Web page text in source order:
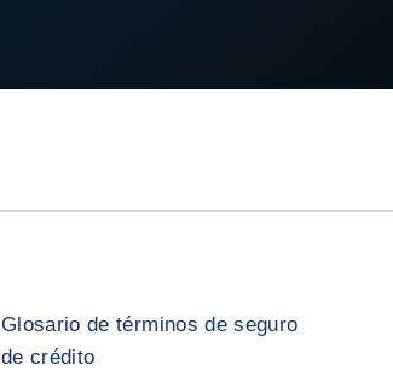
Glosario de términos de seguro
de crédito